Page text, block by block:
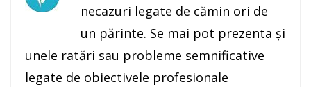
necazuri legate de cămin ori de
un părinte. Se mai pot prezenta şi
unele ratări sau probleme semnificative
legate de obiectivele profesionale